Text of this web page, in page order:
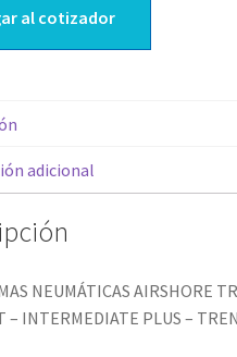
al cotizador
adicional
NEUMÁTICAS AIRSHORE
– INTERMEDIATE PLUS –